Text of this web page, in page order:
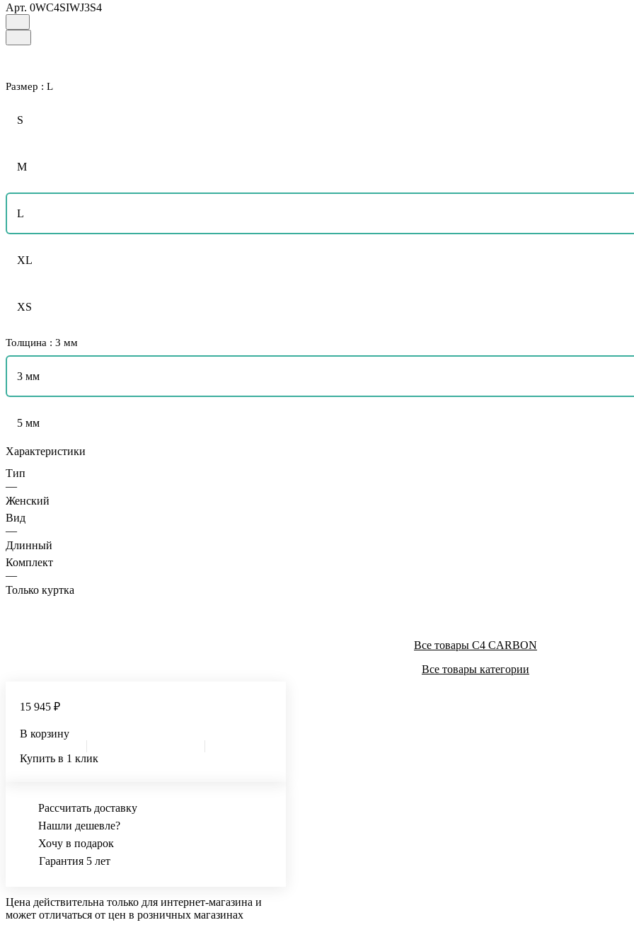
Арт. 0WC4SIWJ3S4
Размер : L
S
M
L
XL
XS
Толщина : 3 мм
3 мм
5 мм
Характеристики
Тип
—
Женский
Вид
—
Длинный
Комплект
—
Только куртка
Все товары C4 CARBON
Все товары категории
15 945 ₽
В корзину
Купить в 1 клик
Рассчитать доставку
Нашли дешевле?
Хочу в подарок
Гарантия 5 лет
Цена действительна только для интернет-магазина и
может отличаться от цен в розничных магазинах